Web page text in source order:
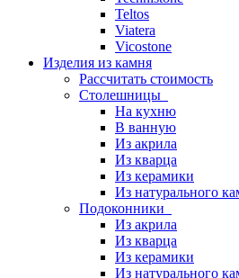
Teltos
Viatera
Vicostone
Изделия из камня
Рассчитать стоимость
Столешницы
На кухню
В ванную
Из акрила
Из кварца
Из керамики
Из натурального
Подоконники
Из акрила
Из кварца
Из керамики
Из натурального